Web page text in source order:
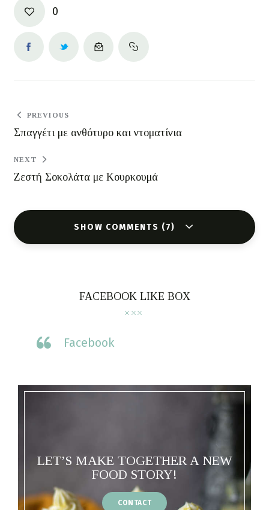
0
PREVIOUS
Σπαγγέτι με ανθότυρο και ντοματίνια
NEXT
Ζεστή Σοκολάτα με Κουρκουμά
SHOW COMMENTS (7)
FACEBOOK LIKE BOX
Facebook
LET’S MAKE TOGETHER A NEW
FOOD STORY!
CONTACT